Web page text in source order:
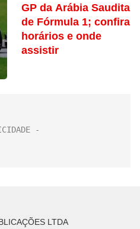
GP da Arábia Saudita
de Fórmula 1; confira
horários e onde
assistir
LTDA